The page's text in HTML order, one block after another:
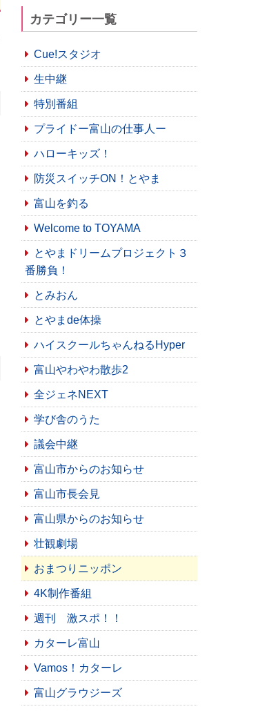
カテゴリー一覧
Cue!スタジオ
生中継
特別番組
プライドー富山の仕事人ー
ハローキッズ！
防災スイッチON！とやま
富山を釣る
Welcome to TOYAMA
とやまドリームプロジェクト３
番勝負！
とみおん
とやまde体操
ハイスクールちゃんねるHyper
富山やわやわ散歩2
全ジェネNEXT
学び舎のうた
議会中継
富山市からのお知らせ
富山市長会見
富山県からのお知らせ
壮観劇場
おまつりニッポン
4K制作番組
週刊 激スポ！！
カターレ富山
Vamos！カターレ
富山グラウジーズ